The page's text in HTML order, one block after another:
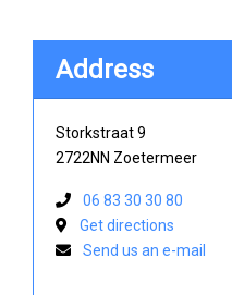
Address
Storkstraat 9
2722NN Zoetermeer
06 83 30 30 80
Get directions
Send us an e-mail